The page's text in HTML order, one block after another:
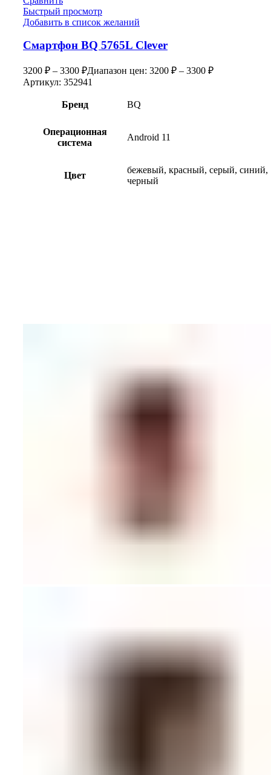
Быстрый просмотр
Добавить в список желаний
Смартфон BQ 5765L Clever
3200 ₽ – 3300 ₽Диапазон цен: 3200 ₽ – 3300 ₽
Артикул: 352941
Бренд BQ
Операционная
система
Android 11
Цвет
бежевый, красный, серый, синий,
черный